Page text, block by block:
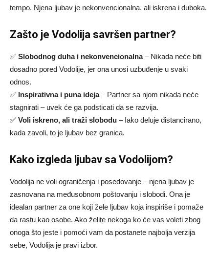
tempo. Njena ljubav je nekonvencionalna, ali iskrena i duboka.
Zašto je Vodolija savršen partner?
✅ Slobodnog duha i nekonvencionalna– Nikada neće biti
dosadno pored Vodolije, jer ona unosi uzbuđenje u svaki
odnos.
✅ Inspirativna i puna ideja– Partner sa njom nikada neće
stagnirati – uvek će ga podsticati da se razvija.
✅ Voli iskreno, ali traži slobodu – Iako deluje distancirano,
kada zavoli, to je ljubav bez granica.
Kako izgleda ljubav sa Vodolijom?
Vodolija ne voli ograničenja i posedovanje – njena ljubav je
zasnovana na međusobnom poštovanju i slobodi. Ona je
idealan partner za one koji žele ljubav koja inspiriše i pomaže
da rastu kao osobe. Ako želite nekoga ko će vas voleti zbog
onoga što jeste i pomoći vam da postanete najbolja verzija
sebe, Vodolija je pravi izbor.